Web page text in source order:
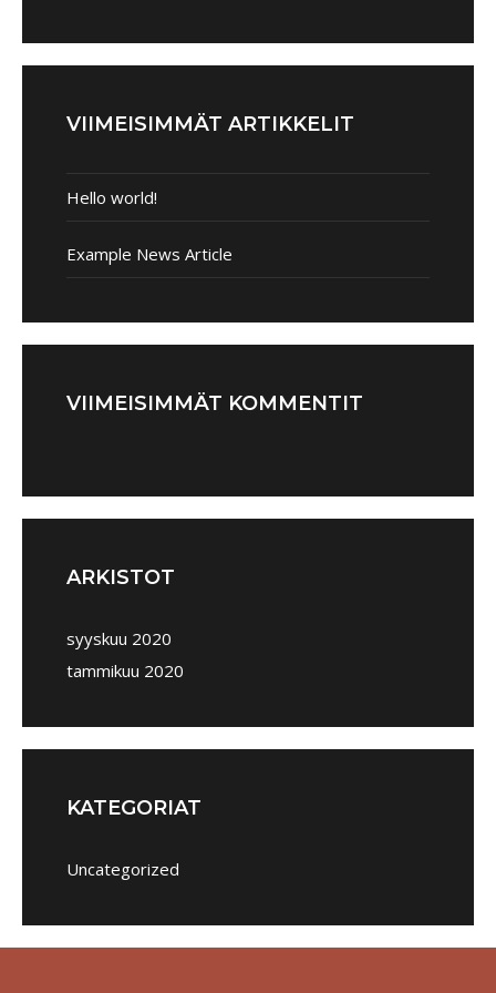
VIIMEISIMMÄT ARTIKKELIT
Hello world!
Example News Article
VIIMEISIMMÄT KOMMENTIT
ARKISTOT
syyskuu 2020
tammikuu 2020
KATEGORIAT
Uncategorized